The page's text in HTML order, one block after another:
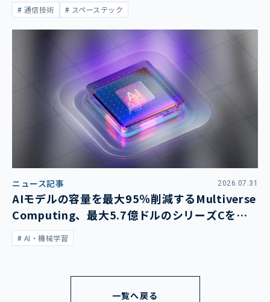
通信技術 スペーステック
ニュース記事 2026.07.31
AIモデルの容量を最大95％削減するMultiverse
Computing、最大5.7億ドルのシリーズCを発
表AI・機械学習
一覧へ戻る